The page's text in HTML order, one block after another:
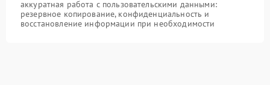
аккуратная работа с пользовательскими данными:
резервное копирование, конфиденциальность и
восстановление информации при необходимости